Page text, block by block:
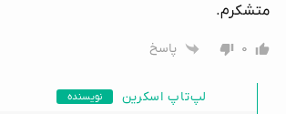
متشکرم.
۰ پاسخ
لپ‌تاپ اسکرین نویسنده